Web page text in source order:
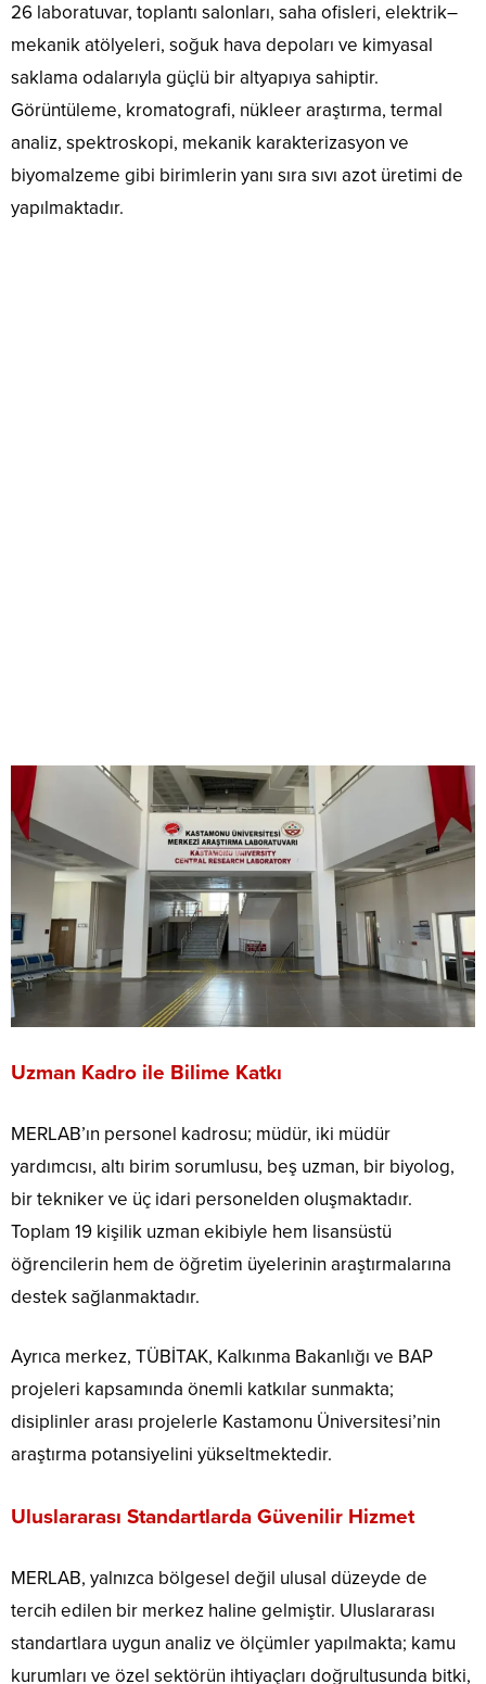
26 laboratuvar, toplantı salonları, saha ofisleri, elektrik–
mekanik atölyeleri, soğuk hava depoları ve kimyasal
saklama odalarıyla güçlü bir altyapıya sahiptir.
Görüntüleme, kromatografi, nükleer araştırma, termal
analiz, spektroskopi, mekanik karakterizasyon ve
biyomalzeme gibi birimlerin yanı sıra sıvı azot üretimi de
yapılmaktadır.
Uzman Kadro ile Bilime Katkı
MERLAB’ın personel kadrosu; müdür, iki müdür
yardımcısı, altı birim sorumlusu, beş uzman, bir biyolog,
bir tekniker ve üç idari personelden oluşmaktadır.
Toplam 19 kişilik uzman ekibiyle hem lisansüstü
öğrencilerin hem de öğretim üyelerinin araştırmalarına
destek sağlanmaktadır.
Ayrıca merkez, TÜBİTAK, Kalkınma Bakanlığı ve BAP
projeleri kapsamında önemli katkılar sunmakta;
disiplinler arası projelerle Kastamonu Üniversitesi’nin
araştırma potansiyelini yükseltmektedir.
Uluslararası Standartlarda Güvenilir Hizmet
MERLAB, yalnızca bölgesel değil ulusal düzeyde de
tercih edilen bir merkez haline gelmiştir. Uluslararası
standartlara uygun analiz ve ölçümler yapılmakta; kamu
kurumları ve özel sektörün ihtiyaçları doğrultusunda bitki,